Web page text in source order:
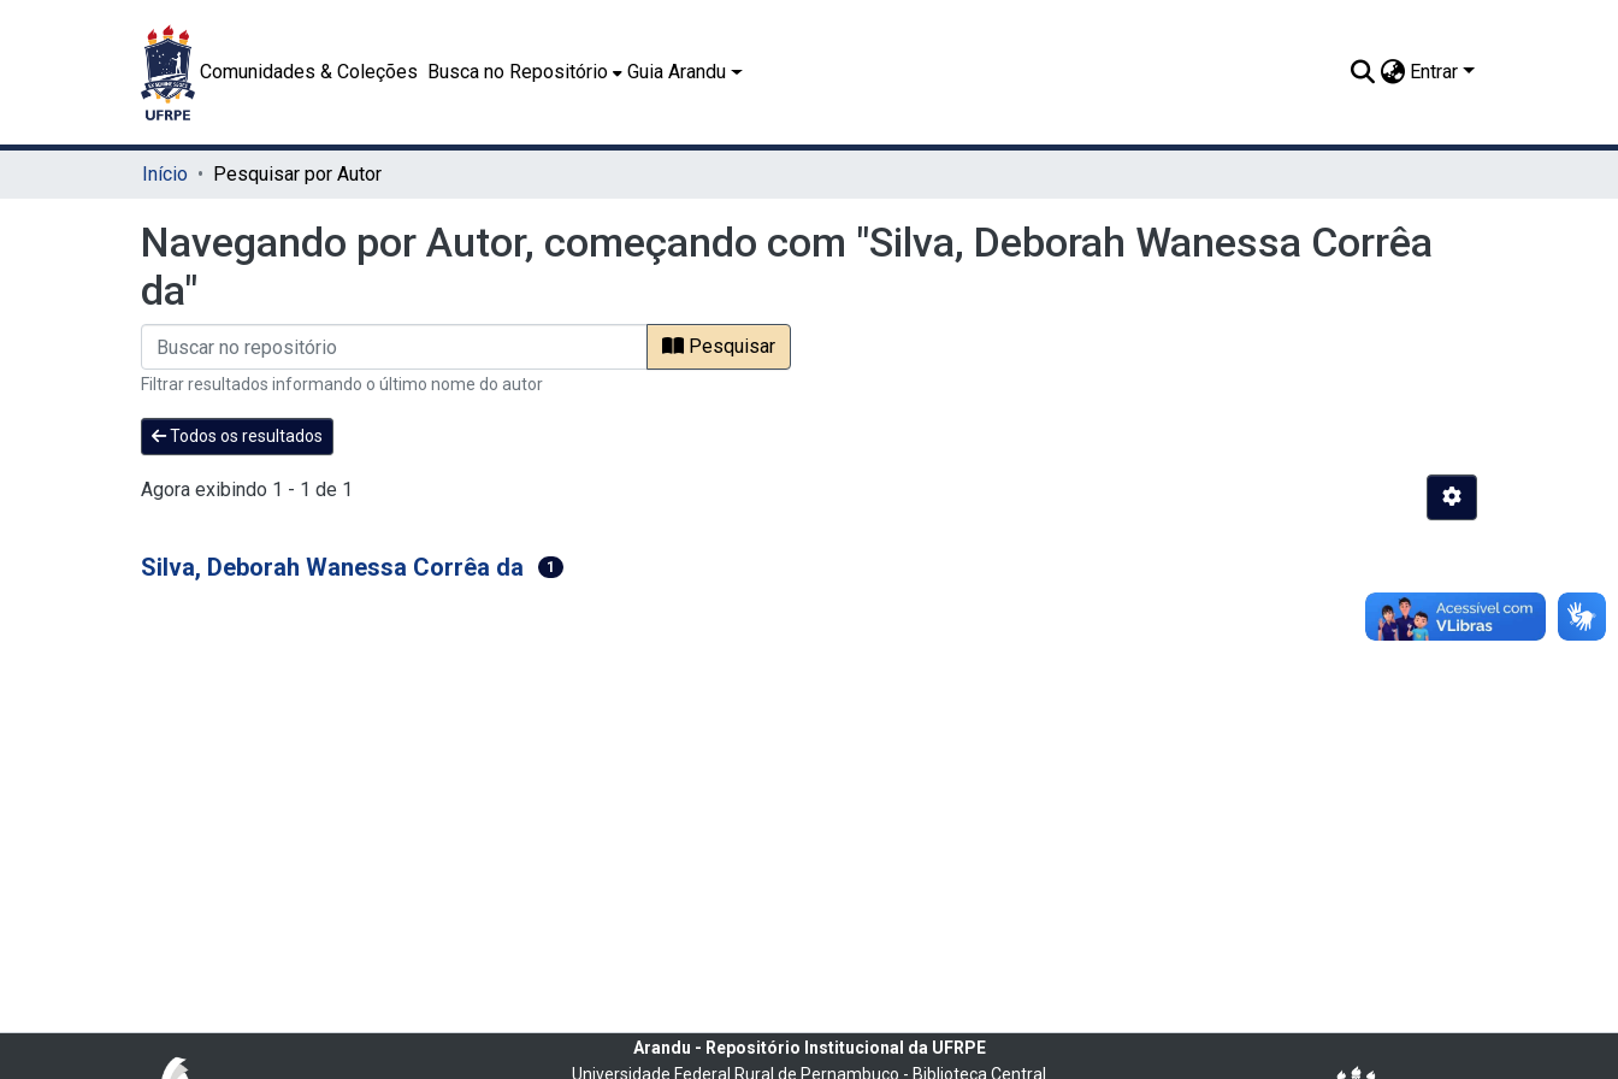
Comunidades & Coleções Busca no Repositório Guia Arandu Entrar
Início Pesquisar por Autor
Navegando por Autor, começando com "Silva, Deborah Wanessa Corrêa
da"
Pesquisar
Filtrar resultados informando o último nome do autor
Todos os resultados
Agora exibindo 1 - 1 de 1
Silva, Deborah Wanessa Corrêa da 1
Arandu - Repositório Institucional da UFRPE
Universidade Federal Rural de Pernambuco - Biblioteca Central